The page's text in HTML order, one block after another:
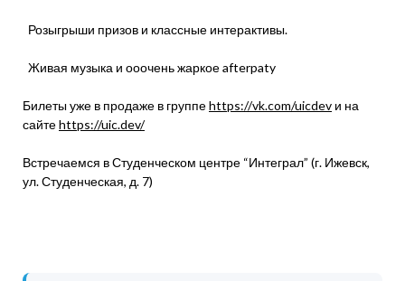
Розыгрыши призов и классные интерактивы.
Живая музыка и ооочень жаркое afterpaty
Билеты уже в продаже в группеhttps://vk.com/uicdev и на
сайтеhttps://uic.dev/
Встречаемся в Студенческом центре “Интеграл” (г. Ижевск,
ул. Студенческая, д. 7)